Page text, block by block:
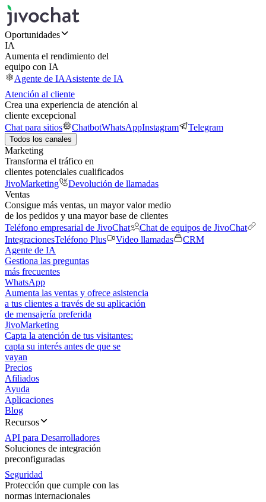
Oportunidades
IA
Aumenta el rendimiento del
equipo con IA
Agente de IAAsistente de IA
Atención al cliente
Crea una experiencia de atención al
cliente excepcional
Chat para sitios
ChatbotWhatsAppInstagram Telegram
Todos los canales
Marketing
Transforma el tráfico en
clientes potenciales cualificados
JivoMarketing
Devolución de llamadas
Ventas
Consigue más ventas, un mayor valor medio
de los pedidos y una mayor base de clientes
Teléfono empresarial de JivoChat
Chat de equipos de JivoChat
IntegracionesTeléfono Plus Video llamadas
CRM
Agente de IA
Gestiona las preguntas
más frecuentes
WhatsApp
Aumenta las ventas y ofrece asistencia
a tus clientes a través de su aplicación
de mensajería preferida
JivoMarketing
Capta la atención de tus visitantes:
capta su interés antes de que se
vayan
Precios
Afiliados
Ayuda
Aplicaciones
Blog
Recursos
API para Desarrolladores
Soluciones de integración
preconfiguradas
Seguridad
Protección que cumple con las
normas internacionales